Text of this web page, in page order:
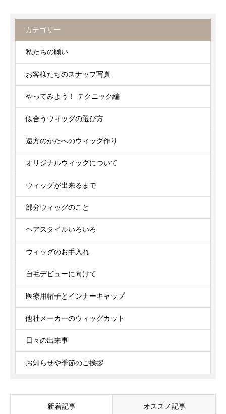
カテゴリー
私たちの願い
お客様たちのスナップ写真
やってみよう！ テクニック編
似合うウィッグの選び方
遠方のかたへのウィッグ作り
オリジナルウィッグについて
ウィッグが出来るまで
部分ウィッグのこと
ヘアスタイルいろいろ
ウィッグのお手入れ
自毛デビューに向けて
医療用帽子とインナーキャップ
他社メーカーのウィッグカット
日々の出来事
お知らせや季節のご挨拶
新着記事 オススメ記事